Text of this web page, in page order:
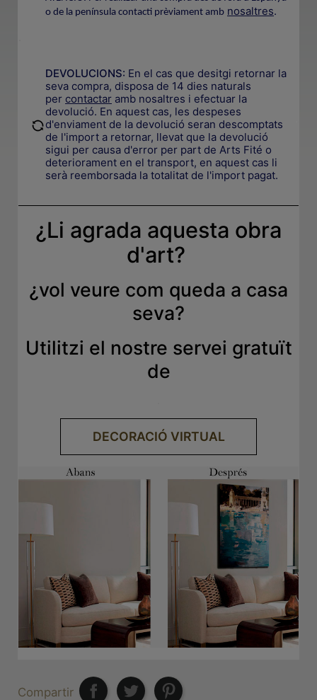
o de la península contacti prèviament amb nosaltres.
DEVOLUCIONS: En el cas que desitgi retornar la
seva compra, disposa de 14 dies naturals
per contactar amb nosaltres i efectuar la
devolució. En aquest cas, les despeses
d'enviament de la devolució seran descomptats
de l'import a retornar, llevat que la devolució
sigui per causa d'error per part de Arts Fité o
deteriorament en el transport, en aquest cas li
serà reemborsada la totalitat de l'import pagat.
¿Li agrada aquesta obra
d'art?
¿vol veure com queda a casa
seva?
Utilitzi el nostre servei gratuït
de
DECORACIÓ VIRTUAL
Compartir